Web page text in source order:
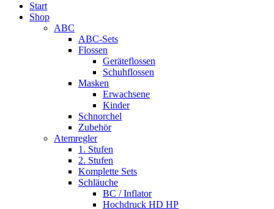
Start
Shop
ABC
ABC-Sets
Flossen
Geräteflossen
Schuhflossen
Masken
Erwachsene
Kinder
Schnorchel
Zubehör
Atemregler
1. Stufen
2. Stufen
Komplette Sets
Schläuche
BC / Inflator
Hochdruck HD HP